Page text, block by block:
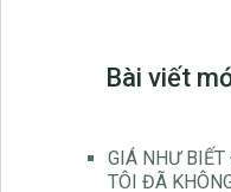
Bài viết
GIÁ NHƯ
TÔI ĐÃ